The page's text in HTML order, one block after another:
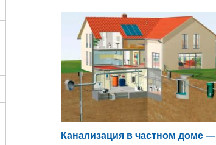
Канализация в частном доме —